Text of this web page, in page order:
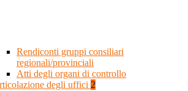
Rendiconti gruppi consiliari
regionali/provinciali
Atti degli organi di controllo
degli uffici 2